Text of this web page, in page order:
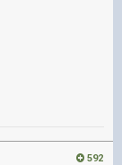
592